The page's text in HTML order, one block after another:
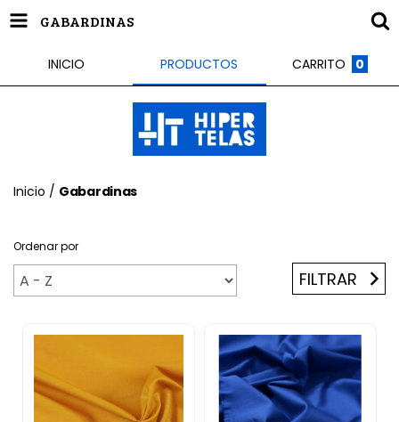
GABARDINAS
INICIO PRODUCTOS CARRITO 0
Inicio / Gabardinas
Ordenar por
FILTRAR